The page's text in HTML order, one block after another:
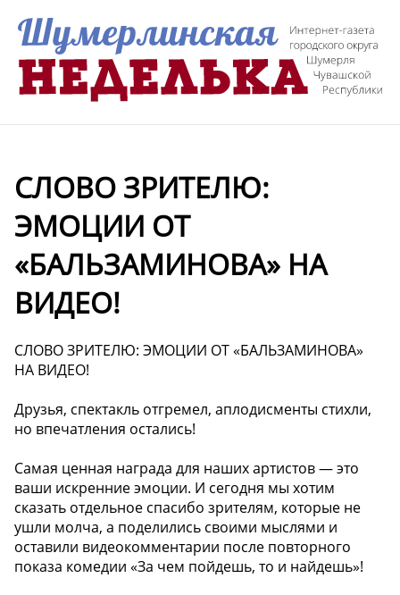
СЛОВО ЗРИТЕЛЮ:
ЭМОЦИИ ОТ
«БАЛЬЗАМИНОВА» НА
ВИДЕО!
СЛОВО ЗРИТЕЛЮ: ЭМОЦИИ ОТ «БАЛЬЗАМИНОВА»
НА ВИДЕО!
Друзья, спектакль отгремел, аплодисменты стихли,
но впечатления остались!
Самая ценная награда для наших артистов — это
ваши искренние эмоции. И сегодня мы хотим
сказать отдельное спасибо зрителям, которые не
ушли молча, а поделились своими мыслями и
оставили видеокомментарии после повторного
показа комедии «За чем пойдешь, то и найдешь»!